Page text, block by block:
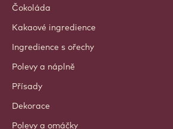
Udržitelnost
O nás
Barry Callebaut Group
Kontaktujte nás
Newsletter
Kde nakoupit?